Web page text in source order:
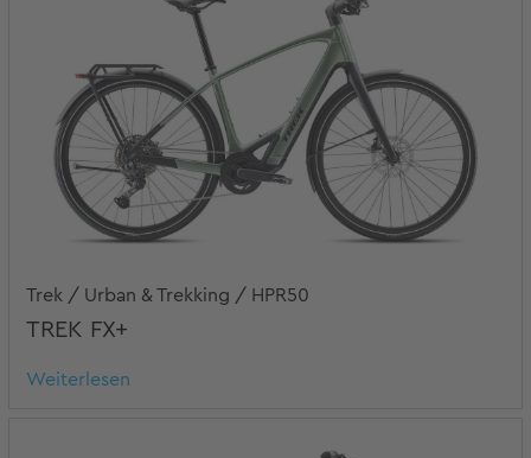
Trek / Urban & Trekking / HPR50
TREK FX+
Weiterlesen